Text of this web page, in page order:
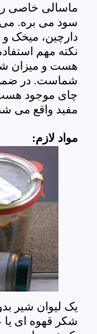
ماسالی خاصی
سود می بره. می
دارچین، میخک
نکته مهم
هست و میزان
شماست. در ضمن
چای موجود
مفید واقع می
مواد لازم:
یک لیوان شیر
شکر قهوه ای یا